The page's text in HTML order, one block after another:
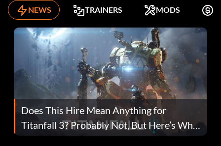
NEWS TRAINERS MODS
Does This Hire Mean Anything for
Titanfall 3? Probably Not, But Here’s Why
Fans Are Hopeful